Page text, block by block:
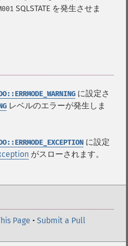
SQLSTATE を発生させま
に設定さ
レベルのエラーが発生しま
に設定
がスローされます。
Page • Submit a Pull